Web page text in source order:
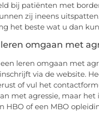
bij patiënten met
zij ineens
het beste wat u dan
omgaan met
leren omgaan met
via de website.
of vul het
met agressie, maar
HBO of een MBO